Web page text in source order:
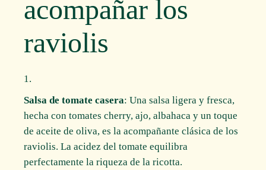
acompañar los
raviolis
Salsa de tomate casera: Una salsa ligera y fresca,
hecha con tomates cherry, ajo, albahaca y un toque
de aceite de oliva, es la acompañante clásica de los
raviolis. La acidez del tomate equilibra
perfectamente la riqueza de la ricotta.